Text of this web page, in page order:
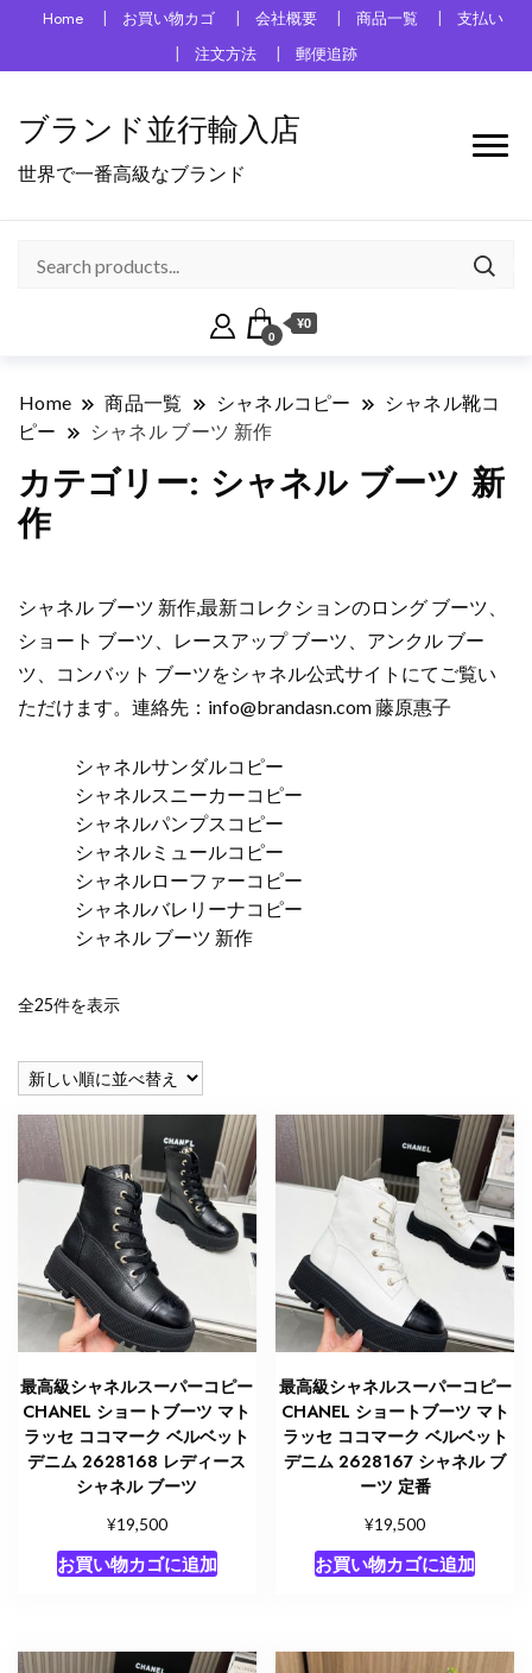
Home お買い物カゴ 会社概要 商品一覧
支払い
注文方法
郵便追跡
ブランド並行輸入店
世界で一番高級なブランド
0
¥0
Home 商品一覧 シャネルコピー
シャネル靴コ
ピー
シャネル ブーツ 新作
カテゴリー: シャネル ブーツ 新
作
シャネル ブーツ 新作,最新コレクションのロング ブーツ、
ショート ブーツ、レースアップ ブーツ、アンクル ブー
ツ、コンバット ブーツをシャネル公式サイトにてご覧い
ただけます。連絡先： info@brandasn.com藤原惠子
シャネルサンダルコピー
シャネルスニーカーコピー
シャネルパンプスコピー
シャネルミュールコピー
シャネルローファーコピー
シャネルバレリーナコピー
シャネル ブーツ 新作
全25件を表示新
い
順
最高級シャネルスーパーコピー
CHANEL ショートブーツ マト
ラッセ ココマーク ベルベット
デニム 2628168 レディース
シャネル ブーツ
¥19,500
お買い物カゴに追加
最高級シャネルスーパーコピー
CHANEL ショートブーツ マト
ラッセ ココマーク ベルベット
デニム 2628167 シャネル ブ
ーツ 定番
¥19,500
お買い物カゴに追加